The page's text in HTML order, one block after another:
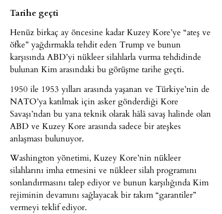
Tarihe geçti
Henüz birkaç ay öncesine kadar Kuzey Kore’ye “ateş ve
öfke” yağdırmakla tehdit eden Trump ve bunun
karşısında ABD’yi nükleer silahlarla vurma tehdidinde
bulunan Kim arasındaki bu görüşme tarihe geçti.
1950 ile 1953 yılları arasında yaşanan ve Türkiye’nin de
NATO’ya katılmak için asker gönderdiği Kore
Savaşı’ndan bu yana teknik olarak hâlâ savaş halinde olan
ABD ve Kuzey Kore arasında sadece bir ateşkes
anlaşması bulunuyor.
Washington yönetimi, Kuzey Kore’nin nükleer
silahlarını imha etmesini ve nükleer silah programını
sonlandırmasını talep ediyor ve bunun karşılığında Kim
rejiminin devamını sağlayacak bir takım “garantiler”
vermeyi teklif ediyor.